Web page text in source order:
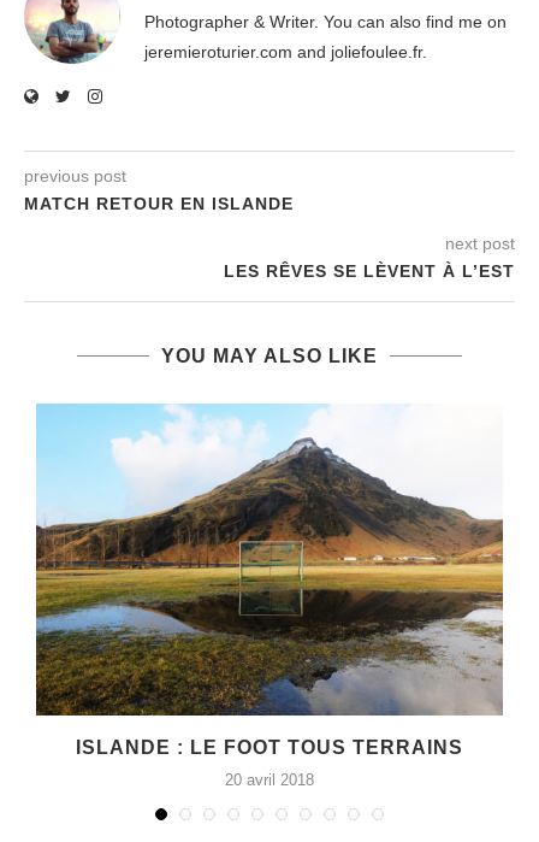
Photographer & Writer. You can also find me on
jeremieroturier.com and joliefoulee.fr.
previous post
MATCH RETOUR EN ISLANDE
next post
LES RÊVES SE LÈVENT À L’EST
YOU MAY ALSO LIKE
ISLANDE : LE FOOT TOUS TERRAINS
20 avril 2018